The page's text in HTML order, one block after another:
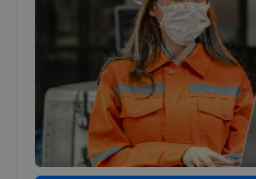
Képzés időtartama
Választható szakmairányok: